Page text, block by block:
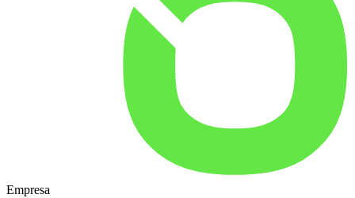
Empresa